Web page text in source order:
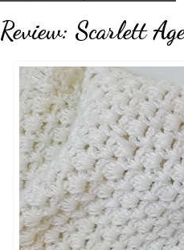
Review: Scarlett